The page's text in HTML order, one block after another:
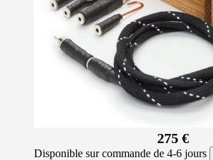
275 €
Disponible sur commande de 4-6 jours